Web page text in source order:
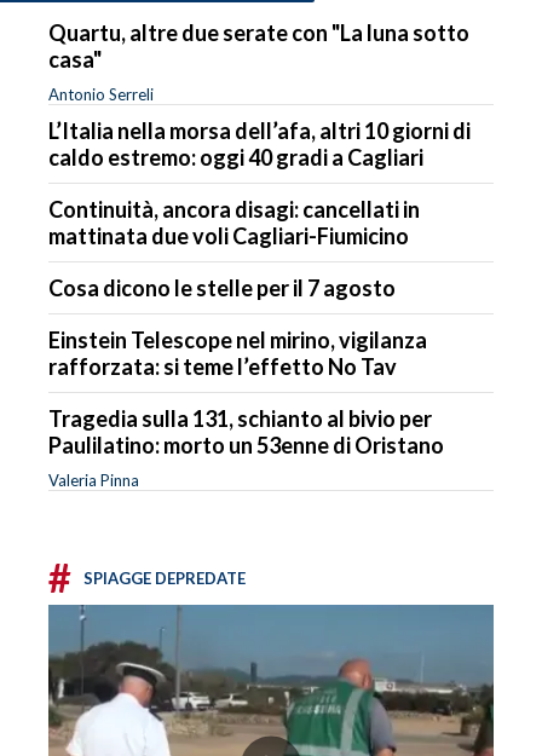
Quartu, altre due serate con "La luna sotto
casa"
Antonio Serreli
L’Italia nella morsa dell’afa, altri 10 giorni di
caldo estremo: oggi 40 gradi a Cagliari
Continuità, ancora disagi: cancellati in
mattinata due voli Cagliari-Fiumicino
Cosa dicono le stelle per il 7 agosto
Einstein Telescope nel mirino, vigilanza
rafforzata: si teme l’effetto No Tav
Tragedia sulla 131, schianto al bivio per
Paulilatino: morto un 53enne di Oristano
Valeria Pinna
# SPIAGGE DEPREDATE